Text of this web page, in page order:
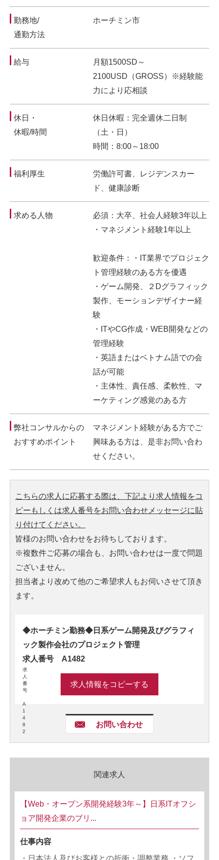
勤務地/
通勤方法
ホーチミン市
給与
月額1500SD～
2100USD（GROSS）※経験能
力により応相談
休日・
休暇/時間
休日休暇：完全週休二日制
（土・日）
時間：8:00～18:00
福利厚生
労働許可書、レジデンスカー
ド、健康診断
求める人物
必須：大卒、社会人経験3年以上
・マネジメント経験1年以上
歓迎条件：・IT業界でプロジェク
ト管理経験のある方を優遇
・ゲーム開発、２Dグラフィック
製作、モーションデザイナー経
験
・ITやCG作成・WEB開発などの
管理経験
・英語またはベトナム語での会
話が可能
・主体性、責任感、柔軟性、マ
ーケティング感覚のある方
弊社コンサルからの
おすすめポイント
マネジメント経験がある方でご
興味ある方は、是非お問い合わ
せください。
こちらの求人に応募する際は、下記より求人情報をコ
ピーもしくは求人番号をお問い合わせメッセージに貼
り付けてください。
皆様のお問い合わせをお待ちしております。
※複数件ご応募の場合も、お問い合わせは一度で問題
ございません。
担当者より改めて他のご希望求人もお伺いさせて頂き
ます。
求
人
番
号
A
1
4
8
2
◆ホーチミン勤務◆日系ゲーム開発及びグラフィ
ック製作会社のプロジェクト管理
求人番号 A1482
求人情報をコピーする
お問い合わせ
関連求人
【Web・オープン系開発経験3年～】日系ITオフシ
ョア開発企業のブリ...
仕事内容
・日本法人及びお客様との折衝・調整業務 ・ソフ